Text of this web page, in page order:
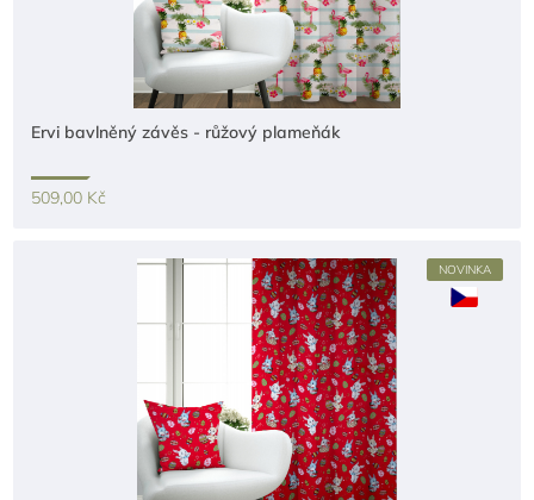
Ervi bavlněný závěs - růžový plameňák
509,00 Kč
NOVINKA